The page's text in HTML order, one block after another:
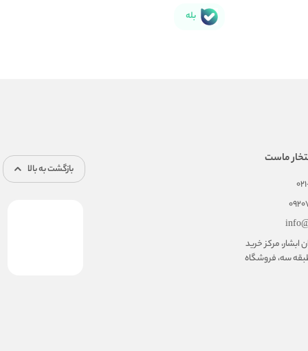
بله
ماست
مرکز خرید
سه، فروشگاه
بازگشت به بالا